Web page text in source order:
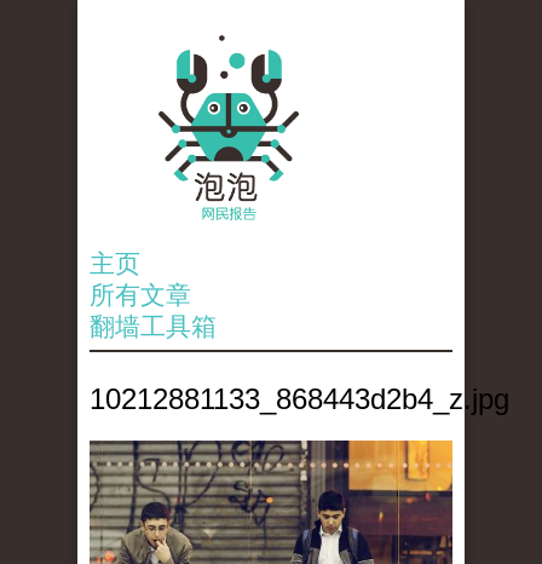
主页
所有文章
翻墙工具箱
10212881133_868443d2b4_z.jpg